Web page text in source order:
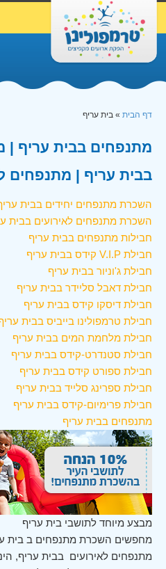
דף הבית » בית עריף
מתנפחים בבית עריף
בבית עריף | מתנפחים
השכרת מתנפחים יחידים בבית
השכרת מתנפחים לאירועים בבית
חבילות מתנפחים בבית עריף
חבילת V.I.P קידס בבית עריף
חבילת ג'וניור בבית עריף
חבילת דאבל סליידר בבית עריף
חבילת דיסקו קידס בבית עריף
חבילת טרמפולינו בייביס בבית
חבילת מלחמת המים בבית עריף
חבילת סטנדרט-קידס בבית עריף
חבילת ספורט קידס בבית עריף
חבילת ספרינג סלייד בבית עריף
חבילת פרימיום-קידס בבית עריף
מתנפחים בבית עריף
מבצע מיוחד לתושבי בית עריף
מחפשים השכרת מתנפחים ב בית
מתנפחים לאירועים בבית עריף,